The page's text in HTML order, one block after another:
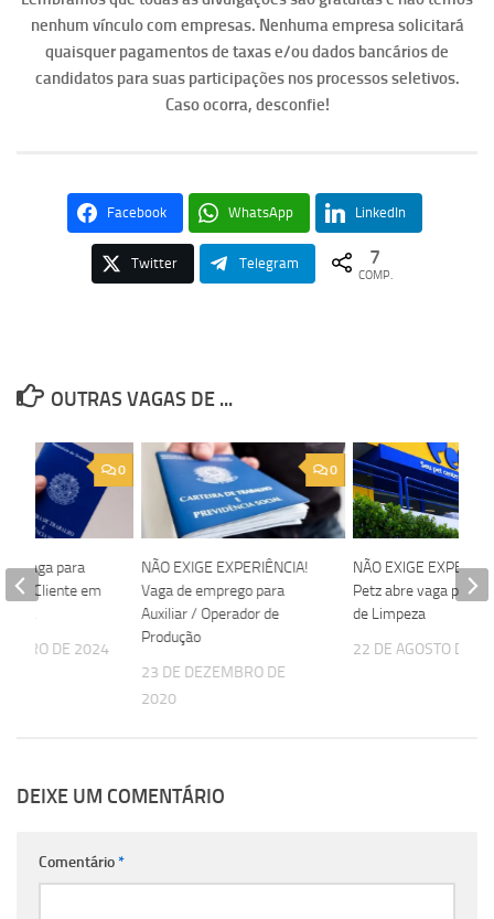
nenhum vínculo com empresas. Nenhuma empresa solicitará
quaisquer pagamentos de taxas e/ou dados bancários de
candidatos para suas participações nos processos seletivos.
Caso ocorra, desconfie!
Facebook WhatsApp LinkedIn
Twitter Telegram 7
COMP.
OUTRAS VAGAS DE ...
0
NÃO EXIGE EXPERIÊNCIA!
Vaga de emprego para
Auxiliar / Operador de
Produção
23 DE DEZEMBRO DE
2020
NÃO EXIGE
Petz abre vaga para
de Limpeza
22 DE AGOSTO DE
0
vaga para
ao Cliente em
DE 2024
DEIXE UM COMENTÁRIO
Comentário*